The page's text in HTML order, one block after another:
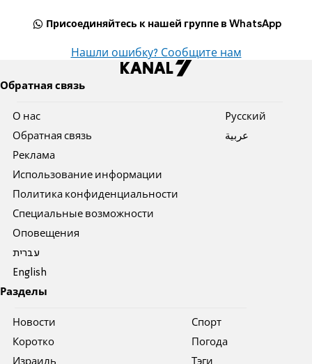
Присоединяйтесь к нашей группе в WhatsApp
Нашли ошибку? Сообщите нам
Обратная связь
О нас
Обратная связь
Реклама
Использование информации
Политика конфиденциальности
Специальные возможности
Оповещения
עברית
English
Pусский
عربية
Разделы
Новости
Коротко
Спорт
Погода